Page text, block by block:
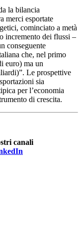
la bilancia
merci esportate
cominciato a metà
incremento dei flussi –
conseguente
che, nel primo
euro) ma un
Le prospettive
sia
per l’economia
di crescita.
canali